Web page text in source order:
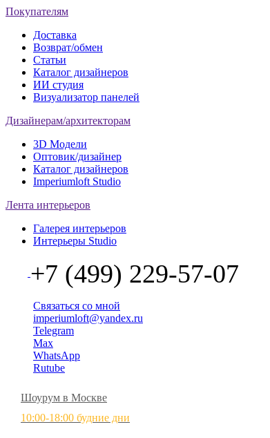
Покупателям
Доставка
Возврат/обмен
Статьи
Каталог дизайнеров
ИИ студия
Визуализатор панелей
Дизайнерам/архитекторам
3D Модели
Оптовик/дизайнер
Каталог дизайнеров
Imperiumloft Studio
Лента интерьеров
Галерея интерьеров
Интерьеры Studio
+7 (499) 229-57-07
Связаться со мной
imperiumloft@yandex.ru
Telegram
Max
WhatsApp
Rutube
Шоурум в Москве
10:00-18:00 будние дни